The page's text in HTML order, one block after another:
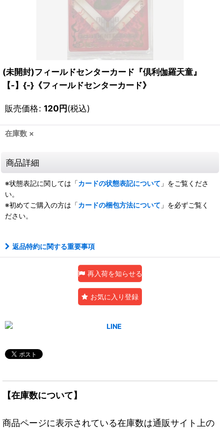
(未開封)フィールドセンターカード『倶利伽羅天童』
【-】{-}《フィールドセンターカード》
販売価格: 120円(税込)
在庫数 ×
商品詳細
※状態表記に関しては「カードの状態表記について 」をご覧くださ
い。
※初めてご購入の方は「カードの梱包方法について 」を必ずご覧く
ださい。
返品特約に関する重要事項
再入荷を知らせる
お気に入り登録
【在庫数について】
商品ページに表示されている在庫数は通販サイト上の